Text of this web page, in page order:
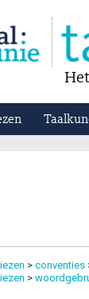
> conventies
>